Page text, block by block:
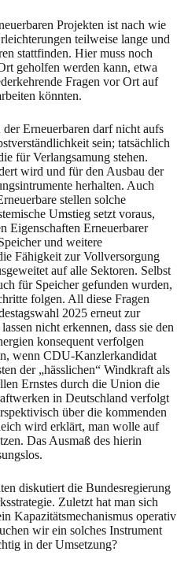
Projekten ist nach wie
teilweise lange und
stattfinden. Hier muss noch
geholfen werden kann, etwa
Fragen vor Ort auf
könnten.
Erneuerbaren darf nicht aufs
sein; tatsächlich
für Verlangsamung stehen.
wird und für den Ausbau der
herhalten. Auch
stellen solche
Umstieg setzt voraus,
Eigenschaften Erneuerbarer
und weitere
Fähigkeit zur Vollversorgung
auf alle Sektoren. Selbst
für Speicher gefunden wurden,
folgen. All diese Fragen
2025 erneut zur
nicht erkennen, dass sie den
konsequent verfolgen
wenn CDU-Kanzlerkandidat
der „hässlichen“ Windkraft als
Ernstes durch die Union die
in Deutschland verfolgt
über die kommenden
wird erklärt, man wolle auf
Das Ausmaß des hierin
diskutiert die Bundesregierung
Zuletzt hat man sich
Kapazitätsmechanismus operativ
wir ein solches Instrument
in der Umsetzung?